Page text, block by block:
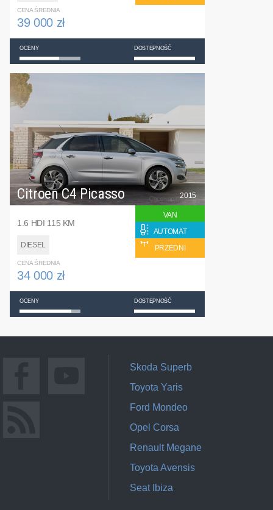
CENA ŚREDNIA
39 000 zł
OCENY DOSTĘPNOŚĆ
Citroen C4 Picasso
1.6 HDI 115 KM
DIESEL
2015
VAN
AUTOMAT
PRZEDNI
CENA ŚREDNIA
34 000 zł
OCENY DOSTĘPNOŚĆ
Skoda Superb
Toyota Yaris
Ford Mondeo
Opel Corsa
Renault Megane
Toyota Avensis
Seat Ibiza